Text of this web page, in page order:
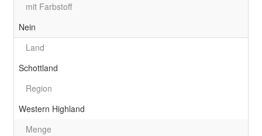
mit Farbstoff
Nein
Land
Schottland
Region
Western Highland
Menge